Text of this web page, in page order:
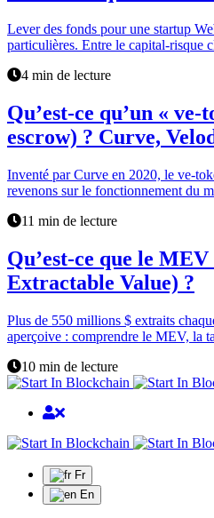
Lever des fonds pour une startup
particulières. Entre le capital-risque
4 min de lecture
Qu’est-ce qu’un « ve-
escrow) ? Curve,
Inventé par Curve en 2020, le ve-
revenons sur le fonctionnement du
11 min de lecture
Qu’est-ce que le
Extractable Value) ?
Plus de 550 millions $ extraits
aperçoive : comprendre le MEV, la
10 min de lecture
Fr
En